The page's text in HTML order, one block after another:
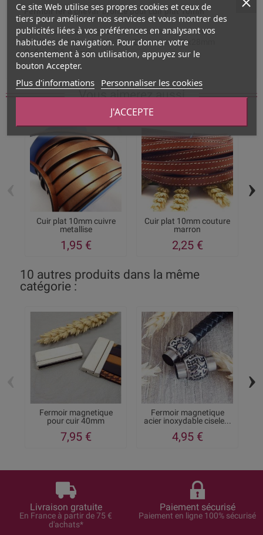
Fermoir fer à cheval bronze pour cuir plat 10mm
Pour une finition originale de vos bracelets cuir 5mm
Qualite . metal couleur bronze Dimension . 26x28mm
Orifice . 2.5x10mm
Vous aimerez aussi
Cuir plat 10mm cuivre
metallise
1,95 €
Cuir plat 10mm couture
marron
2,25 €
›
10 autres produits dans la même
catégorie :
Fermoir magnetique
pour cuir 40mm
7,95 €
Fermoir magnetique
acier inoxydable cisele...
4,95 €
›
Livraison gratuite
En France à partir de 75 €
d'achats*
Paiement sécurisé
Paiement en ligne 100% sécurisé
Ce site Web utilise ses propres cookies et ceux de
tiers pour améliorer nos services et vous montrer des
publicités liées à vos préférences en analysant vos
habitudes de navigation. Pour donner votre
consentement à son utilisation, appuyez sur le
bouton Accepter.
Plus d'informations Personnaliser les cookies
J'ACCEPTE